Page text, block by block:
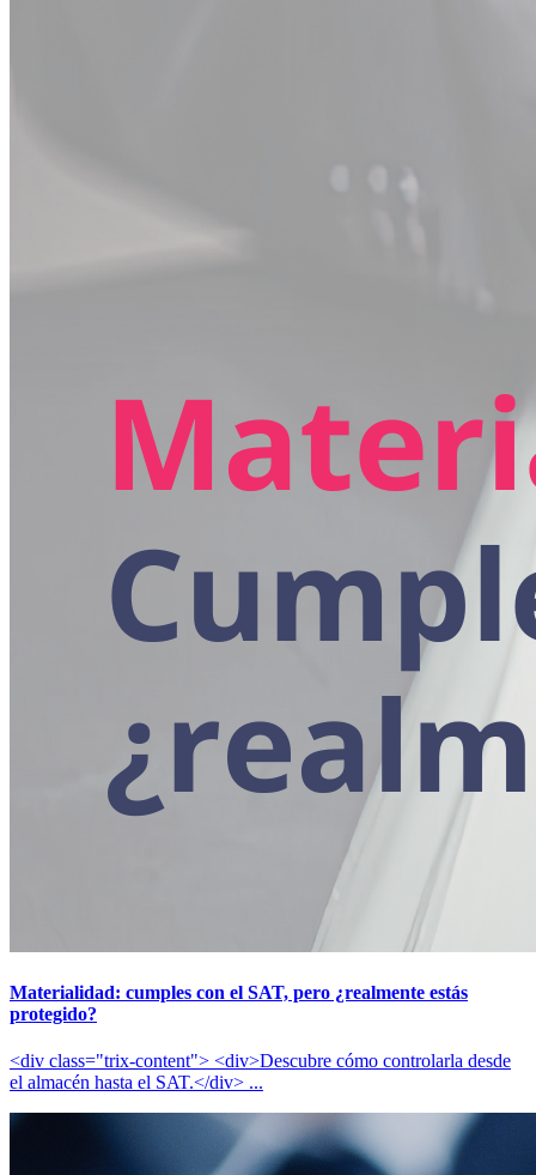
Materialidad: cumples con el SAT, pero ¿realmente estás
protegido?
<div class="trix-content"> <div>Descubre cómo controlarla desde
el almacén hasta el SAT.</div> ...